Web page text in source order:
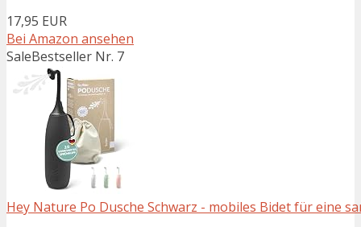
17,95 EUR
Bei Amazon ansehen
SaleBestseller Nr. 7
Hey Nature Po Dusche Schwarz - mobiles Bidet für eine